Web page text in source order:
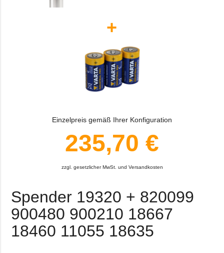
+
Einzelpreis gemäß Ihrer Konfiguration
235,70 €
zzgl. gesetzlicher MwSt. und Versandkosten
Spender 19320 + 820099
900480 900210 18667
18460 11055 18635